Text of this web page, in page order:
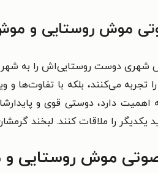
موش روستایی و
دوست روستایی‌اش را به شهر
را تجربه می‌کنند، بلکه با
اهمیت دارد، دوستی قوی و
یکدیگر را ملاقات کنند. لبخند
صوتی موش روستایی